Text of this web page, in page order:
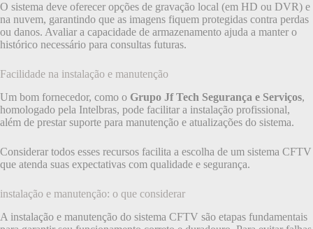
O sistema deve oferecer opções de gravação local (em HD ou DVR) e
na nuvem, garantindo que as imagens fiquem protegidas contra perdas
ou danos. Avaliar a capacidade de armazenamento ajuda a manter o
histórico necessário para consultas futuras.
Facilidade na instalação e manutenção
Um bom fornecedor, como o Grupo Jf Tech Segurança e Serviços,
homologado pela Intelbras, pode facilitar a instalação profissional,
além de prestar suporte para manutenção e atualizações do sistema.
Considerar todos esses recursos facilita a escolha de um sistema CFTV
que atenda suas expectativas com qualidade e segurança.
instalação e manutenção: o que considerar
A instalação e manutenção do sistema CFTV são etapas fundamentais